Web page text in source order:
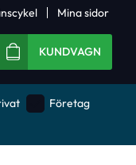
Mina sidor
KUNDVAGN
Företag